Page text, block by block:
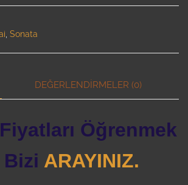
, Sonata
DEĞERLENDIRMELER (0)
Öğrenmek
ARAYINIZ.